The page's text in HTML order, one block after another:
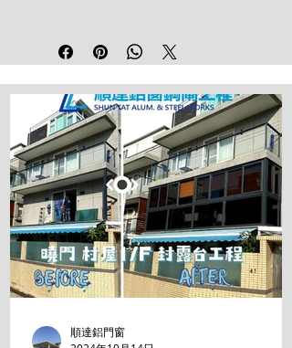
油。請勿使用強酸、強鹼清潔劑，
以免損壞表面烤漆。
在社群媒體分享您的施工成品並標
記順達鋁窗工程，讓更多鄰里參考
高品質的工程範例。
順達鋁門窗